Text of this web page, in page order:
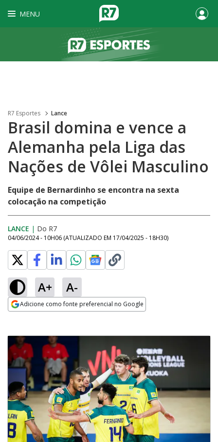
MENU
R7 Esportes Lance
Brasil domina e vence a
Alemanha pela Liga das
Nações de Vôlei Masculino
Equipe de Bernardinho se encontra na sexta
colocação na competição
LANCE | Do R7
04/06/2024 - 10H06 (ATUALIZADO EM 17/04/2025 - 18H30)
A+ A-
Adicione como fonte preferencial no Google